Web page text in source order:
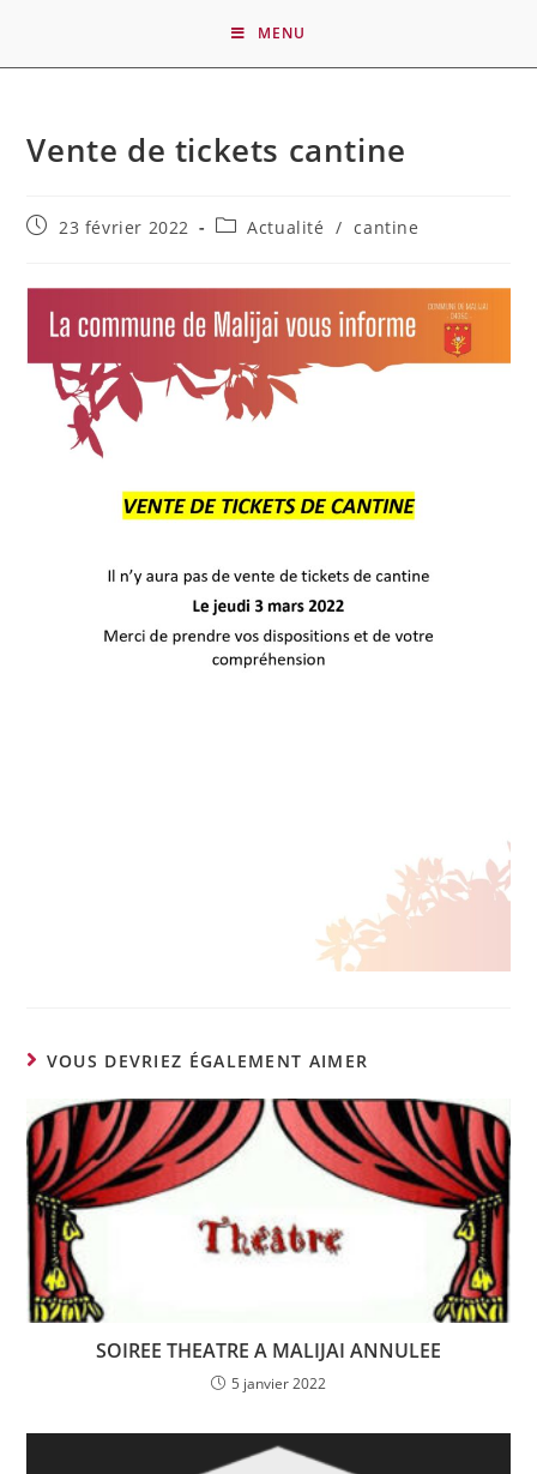
MENU
Vente de tickets cantine
23 février 2022 Actualité / cantine
VOUS DEVRIEZ ÉGALEMENT AIMER
SOIREE THEATRE A MALIJAI ANNULEE
5 janvier 2022